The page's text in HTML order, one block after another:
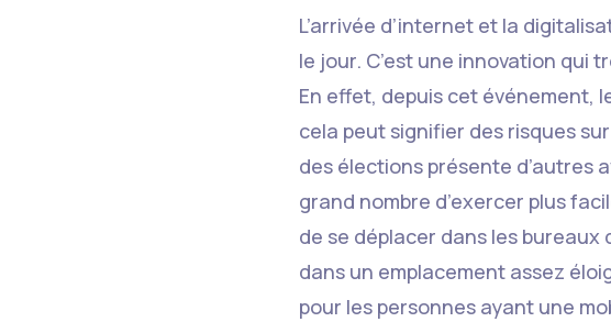
L’arrivée d’internet et la
le jour. C’est une innovation qui
En effet, depuis cet événement,
cela peut signifier des risques
des élections présente d’autres
grand nombre d’exercer plus
de se déplacer dans les bureaux
dans un emplacement assez
pour les personnes ayant une